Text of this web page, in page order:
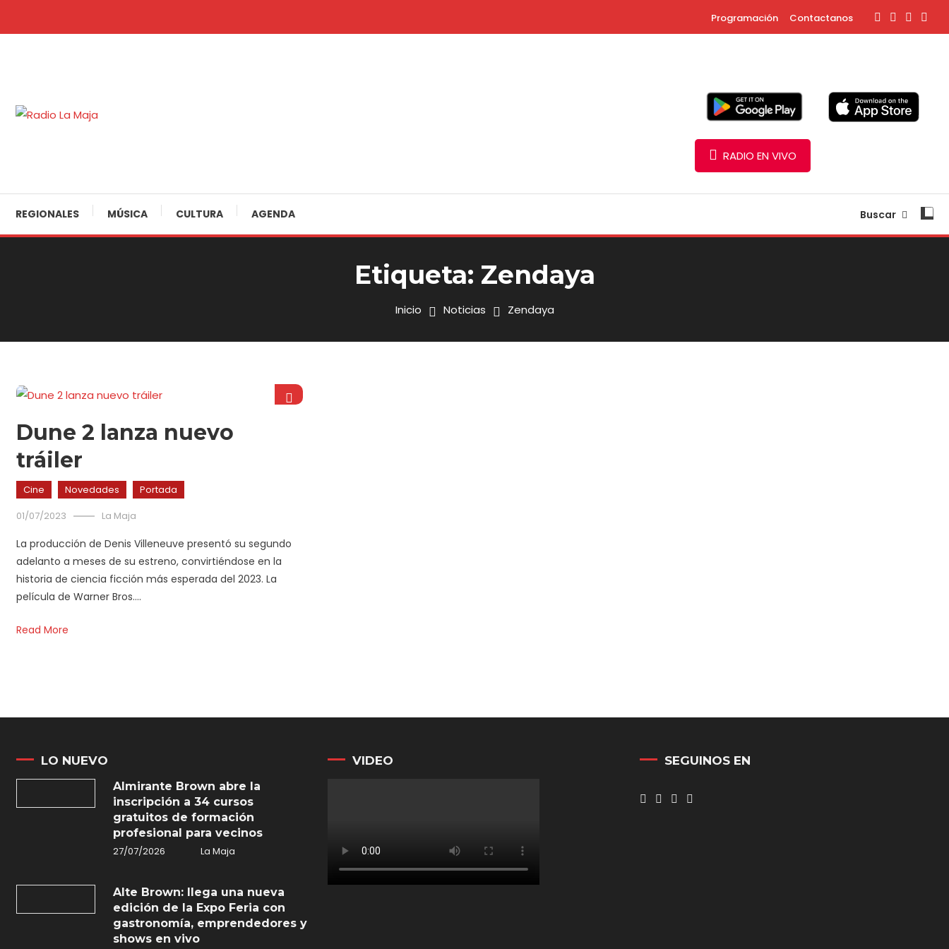
Programación Contactanos
RADIO EN VIVO
REGIONALES MÚSICA CULTURA AGENDA Buscar
Etiqueta: Zendaya
Inicio Noticias Zendaya
Dune 2 lanza nuevo
tráiler
Cine Novedades
Portada
01/07/2023
La Maja
La producción de Denis Villeneuve presentó su segundo
adelanto a meses de su estreno, convirtiéndose en la
historia de ciencia ficción más esperada del 2023. La
película de Warner Bros….
Read More
LO NUEVO
Almirante Brown abre la
inscripción a 34 cursos
gratuitos de formación
profesional para vecinos
27/07/2026
La Maja
Alte Brown: llega una nueva
edición de la Expo Feria con
gastronomía, emprendedores y
shows en vivo
VIDEO SEGUINOS EN